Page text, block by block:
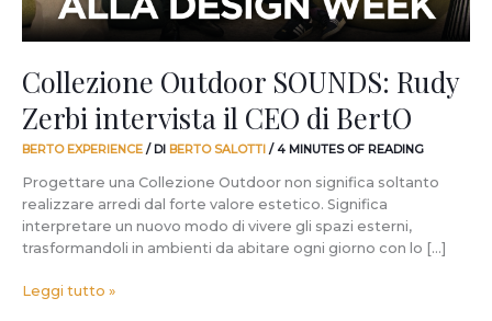
Collezione Outdoor SOUNDS: Rudy
Zerbi intervista il CEO di BertO
BERTO EXPERIENCE / DI BERTO SALOTTI /4 MINUTES OF READING
Progettare una Collezione Outdoor non significa soltanto
realizzare arredi dal forte valore estetico. Significa
interpretare un nuovo modo di vivere gli spazi esterni,
trasformandoli in ambienti da abitare ogni giorno con lo […]
Leggi tutto »